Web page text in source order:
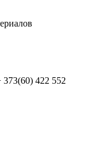
422 552